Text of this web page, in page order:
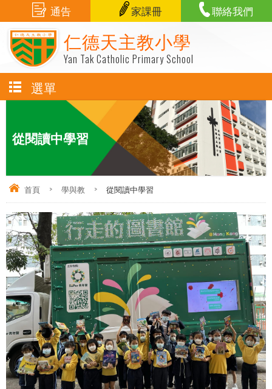
仁德天主教小學
Yan Tak Catholic Primary School
通告 家課冊 聯絡我們
選單
從閱讀中學習
首頁 > 學與教 > 從閱讀中學習